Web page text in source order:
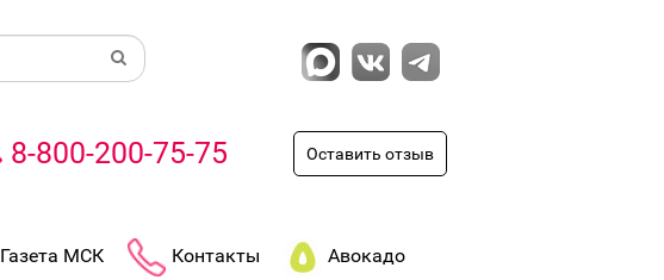
8-800-200-75-75 Оставить отзыв
Газета МСК Контакты Авокадо